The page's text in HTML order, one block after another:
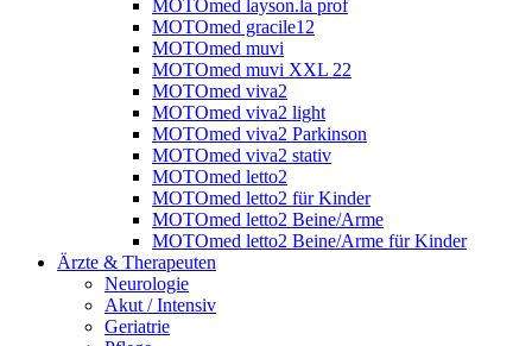
MOTOmed layson.la prof
MOTOmed gracile12
MOTOmed muvi
MOTOmed muvi XXL 22
MOTOmed viva2
MOTOmed viva2 light
MOTOmed viva2 Parkinson
MOTOmed viva2 stativ
MOTOmed letto2
MOTOmed letto2 für Kinder
MOTOmed letto2 Beine/Arme
MOTOmed letto2 Beine/Arme für Kinder
Ärzte & Therapeuten
Neurologie
Akut / Intensiv
Geriatrie